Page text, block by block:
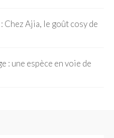
Chez Ajia, le goût cosy de
: une espèce en voie de